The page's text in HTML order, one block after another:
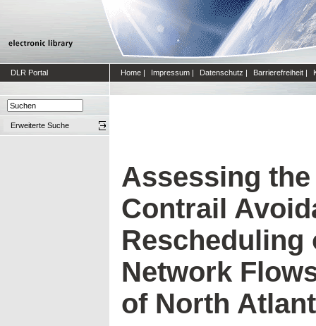
DLR Portal Home | Impressum | Datenschutz | Barrierefreiheit |
Erweiterte Suche
Assessing
Contrail
Rescheduling
Network
of North